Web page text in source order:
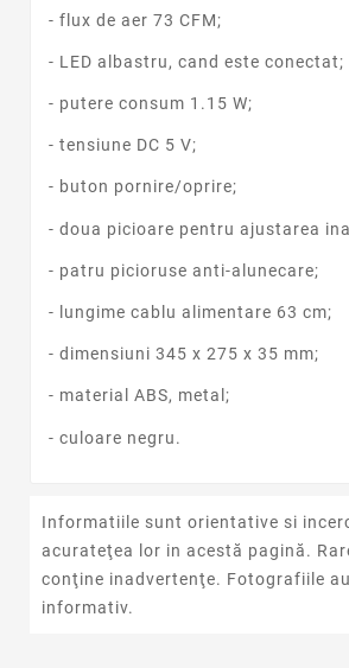
- flux de aer 73 CFM;
- LED albastru, cand este conectat;
- putere consum 1.15 W;
- tensiune DC 5 V;
- buton pornire/oprire;
- doua picioare pentru ajustarea
- patru picioruse anti-alunecare;
- lungime cablu alimentare 63 cm;
- dimensiuni 345 x 275 x 35 mm;
- material ABS, metal;
- culoare negru.
Informatiile sunt orientative si
acurateţea lor in acestă pagină.
conţine inadvertenţe. Fotografiile
informativ.